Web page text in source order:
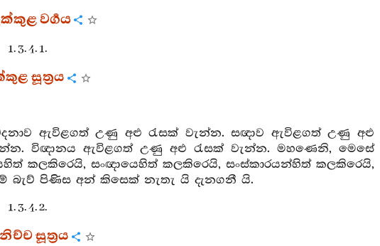
වර්‍ගය
1. 3. 4. 1.
සූත්‍රය
ඇවිළගත් උණු අළු රැසක් වැන්න. සඥාව ඇවිළගත් උණු අළු
විඥානය ඇවිළගත් උණු අළු රැසක් වැන්න. මහණෙනි, මෙසේ
කලකිරෙයි, සංඥායෙහිත් කලකිරෙයි, සංස්කාරයන්හිත් කලකිරෙයි,
පිණිස අන් කිසෙක් නැතැ යි දැනගනී යි.
1. 3. 4. 2.
සූත්‍රය